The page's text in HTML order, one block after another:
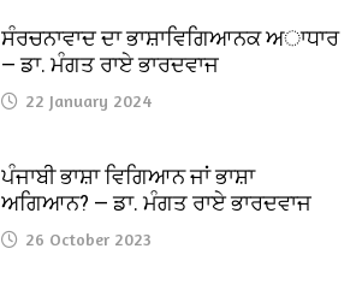
ਸੰਰਚਨਾਵਾਦ ਦਾ ਭਾਸ਼ਾਵਿਗਿਆਨਕ ਅਾਧਾਰ
— ਡਾ. ਮੰਗਤ ਰਾਏ ਭਾਰਦਵਾਜ
22 January 2024
ਪੰਜਾਬੀ ਭਾਸ਼ਾ ਵਿਗਿਆਨ ਜਾਂ ਭਾਸ਼ਾ
ਅਗਿਆਨ? — ਡਾ. ਮੰਗਤ ਰਾਏ ਭਾਰਦਵਾਜ
26 October 2023